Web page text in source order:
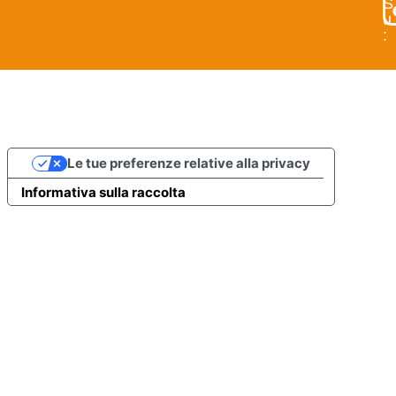
S
u
:
Informativa sulla raccolta
Le tue preferenze relative alla privacy